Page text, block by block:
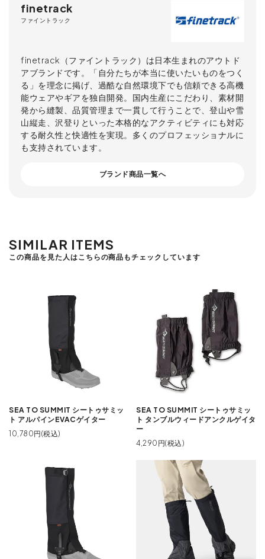
finetrack
ファイントラック
finetrack（ファイントラック）は日本生まれのアウトド
アブランドです。「自分たちが本当に使いたいものをつく
る」を理念に掲げ、過酷な自然環境下でも信頼できる高機
能ウェアやギアを独自開発。国内生産にこだわり、素材開
発から縫製、品質管理まで一貫して行うことで、登山や雪
山縦走、沢登りといった本格的なアクティビティにも対応
する耐久性と快適性を実現。多くのプロフェッショナルに
も支持されています。
ブランド商品一覧へ
SIMILAR ITEMS
この商品を見た人はこちらの商品もチェックしています
SEA TO SUMMIT シートゥサミッ
ト アルパインEVACゲイター
10,780円(税込)
SEA TO SUMMIT シートゥサミッ
ト タンブルウィードアンクルゲイタ
ー
4,290円(税込)